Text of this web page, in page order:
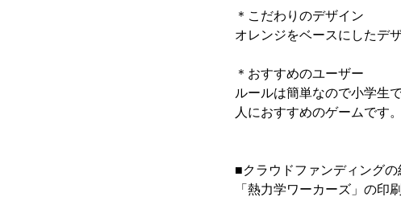
＊こだわりのデザイン
オレンジをベースにしたデ
＊おすすめのユーザー
ルールは簡単なので小学生
人におすすめのゲームです。
■クラウドファンディングの
「熱力学ワーカーズ」の印